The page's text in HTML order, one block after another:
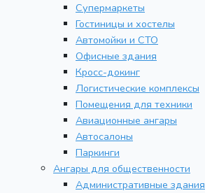
Супермаркеты
Гостиницы и хостелы
Автомойки и СТО
Офисные здания
Кросс-докинг
Логистические комплексы
Помещения для техники
Авиационные ангары
Автосалоны
Паркинги
Ангары для общественности
Административные здания